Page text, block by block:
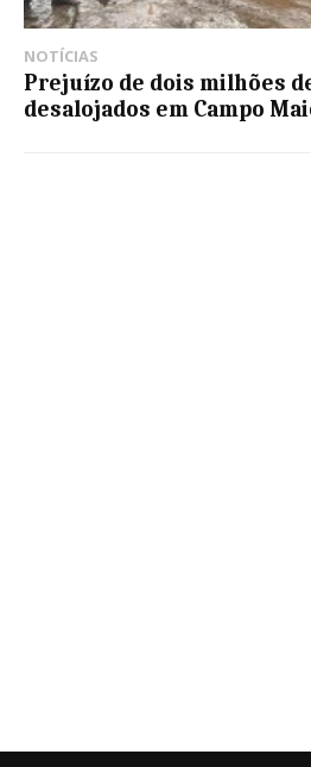
NOTÍCIAS
Prejuízo de dois milhões
desalojados em Campo